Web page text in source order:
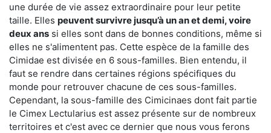
une durée de vie assez extraordinaire pour leur petite
taille. Elles peuvent survivre jusqu’à un an et demi, voire
deux ans si elles sont dans de bonnes conditions, même si
elles ne s'alimentent pas. Cette espèce de la famille des
Cimidae est divisée en 6 sous-familles. Bien entendu, il
faut se rendre dans certaines régions spécifiques du
monde pour retrouver chacune de ces sous-familles.
Cependant, la sous-famille des Cimicinaes dont fait partie
le Cimex Lectularius est assez présente sur de nombreux
territoires et c'est avec ce dernier que nous vous ferons